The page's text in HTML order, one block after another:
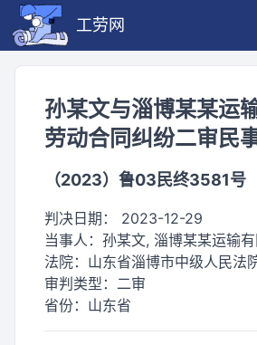
工劳网
孙某文与淄博某某运
劳动合同纠纷二审民
（2023）鲁03民终3581号
判决日期： 2023-12-29
当事人： 孙某文, 淄博某某运输有
法院： 山东省淄博市中级人民法
审判类型： 二审
省份： 山东省